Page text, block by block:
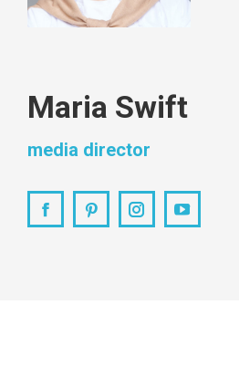
Maria Swift
media director
FacebookPinterestInstagramYouTube